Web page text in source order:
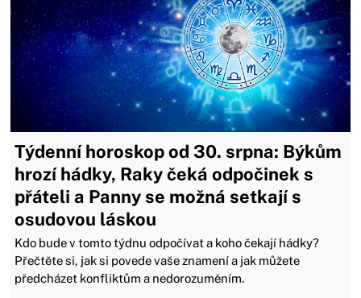
Týdenní horoskop od 30. srpna: Býkům
hrozí hádky, Raky čeká odpočinek s
přáteli a Panny se možná setkají s
osudovou láskou
Kdo bude v tomto týdnu odpočívat a koho čekají hádky?
Přečtěte si, jak si povede vaše znamení a jak můžete
předcházet konfliktům a nedorozuměním.